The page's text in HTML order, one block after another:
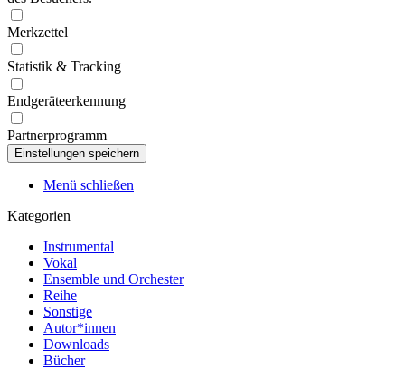
Merkzettel
Statistik & Tracking
Endgeräteerkennung
Partnerprogramm
Menü schließen
Kategorien
Instrumental
Vokal
Ensemble und Orchester
Reihe
Sonstige
Autor*innen
Downloads
Bücher